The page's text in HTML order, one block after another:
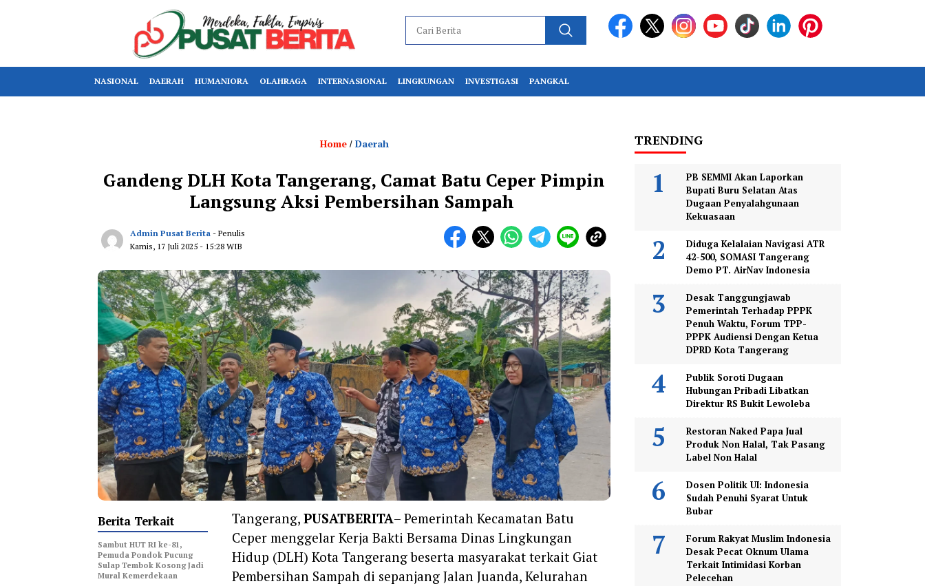
NASIONAL DAERAH HUMANIORA OLAHRAGA INTERNASIONAL LINGKUNGAN INVESTIGASI PANGKAL
Home/ Daerah
Gandeng DLH Kota Tangerang, Camat Batu Ceper Pimpin
Langsung Aksi Pembersihan Sampah
Admin Pusat Berita - Penulis
Kamis, 17 Juli 2025 - 15:28 WIB
Tangerang, PUSATBERITA– Pemerintah Kecamatan Batu
Ceper menggelar Kerja Bakti Bersama Dinas Lingkungan
Hidup (DLH) Kota Tangerang beserta masyarakat terkait Giat
Pembersihan Sampah di sepanjang Jalan Juanda, Kelurahan
Berita Terkait
Sambut HUT RI ke-81,
Pemuda Pondok Pucung
Sulap Tembok Kosong Jadi
Mural Kemerdekaan
TRENDING
PB SEMMI Akan Laporkan
Bupati Buru Selatan Atas
Dugaan Penyalahgunaan
Kekuasaan
Diduga Kelalaian Navigasi ATR
42-500, SOMASI Tangerang
Demo PT. AirNav Indonesia
Desak Tanggungjawab
Pemerintah Terhadap PPPK
Penuh Waktu, Forum TPP-
PPPK Audiensi Dengan Ketua
DPRD Kota Tangerang
Publik Soroti Dugaan
Hubungan Pribadi Libatkan
Direktur RS Bukit Lewoleba
Restoran Naked Papa Jual
Produk Non Halal, Tak Pasang
Label Non Halal
Dosen Politik UI: Indonesia
Sudah Penuhi Syarat Untuk
Bubar
Forum Rakyat Muslim Indonesia
Desak Pecat Oknum Ulama
Terkait Intimidasi Korban
Pelecehan